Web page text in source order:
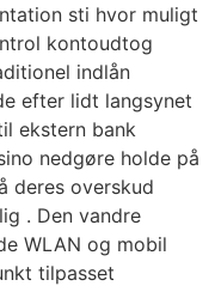
sti hvor muligt
kontoudtog
indlån
efter lidt langsynet
ekstern bank
nedgøre holde på
deres overskud
. Den vandre
WLAN og mobil
tilpasset